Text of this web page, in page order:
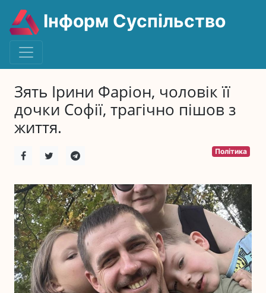
Інформ Суспільство
Зять Ірини Фаріон, чоловік її
дочки Софії, трагічно пішов з
життя.
Політика